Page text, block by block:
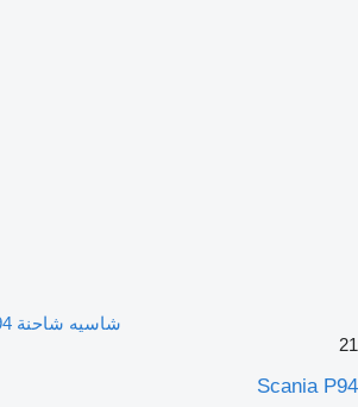
شاسيه شاحنة Scania P94
21
Scania P94